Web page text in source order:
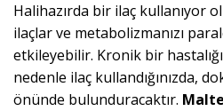
Halihazırda bir ilaç kullanıyor
ilaçlar ve metabolizmanızı
etkileyebilir. Kronik bir
nedenle ilaç kullandığınızda,
önünde bulunduracaktır.